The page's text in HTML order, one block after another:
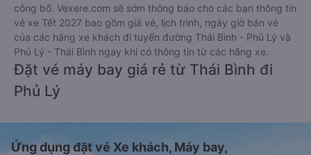
công bố. Vexere.com sẽ sớm thông báo cho các bạn thông tin
vé xe Tết 2027 bao gồm giá vé, lịch trình, ngày giờ bán vé
của các hãng xe khách đi tuyến đường Thái Bình - Phủ Lý và
Phủ Lý - Thái Bình ngay khi có thông tin từ các hãng xe.
Đặt vé máy bay giá rẻ từ Thái Bình đi
Phủ Lý
Ứng dụng đặt vé Xe khách, Máy bay,